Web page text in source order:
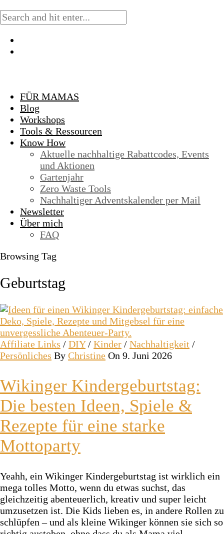
FÜR MAMAS
Blog
Workshops
Tools & Ressourcen
Know How
Aktuelle nachhaltige Rabattcodes, Events
und Aktionen
Gartenjahr
Zero Waste Tools
Nachhaltiger Adventskalender per Mail
Newsletter
Über mich
FAQ
Browsing Tag
Geburtstag
Affiliate Links / DIY/ Kinder / Nachhaltigkeit /
Persönliches By Christine On 9. Juni 2026
Wikinger Kindergeburtstag:
Die besten Ideen, Spiele &
Rezepte für eine starke
Mottoparty
Yeahh, ein Wikinger Kindergeburtstag ist wirklich ein
mega tolles Motto, wenn du etwas suchst, das
gleichzeitig abenteuerlich, kreativ und super leicht
umzusetzen ist. Die Kids lieben es, in andere Rollen zu
schlüpfen – und als kleine Wikinger können sie sich so